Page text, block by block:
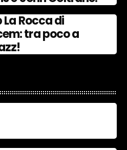
Rocca di
tra poco a